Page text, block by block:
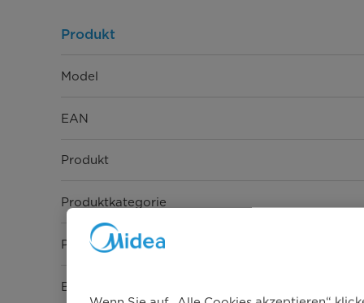
Produkt
Model
EAN
Produkt
Produktkategorie
Produktserie
Bauart